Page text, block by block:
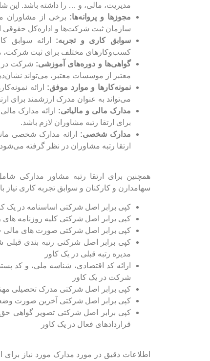
مدیریت، مالی، و … را داشته باشد.
مجوزها و پروانه‌ها: برخی از مشاوران
سازمان ثبت شرکت‌ها و اداره‌کل حقوقی
سوابق کاری و تجربه: ارائه سوابق
کسب‌وکارهای مختلف برای ثبت شرکت،
گواهی‌ها و دوره‌های آموزشی: شرکت در
معتبر از موسسات معتبر، می‌تواند
نمونه‌کارها و موارد موفق: ارائه
می‌تواند به عنوان مدرک ارزشمند برای
مدارک مالی و مالیاتی: ارائه مدارک
برای ارتقا رتبه مشاوران لازم باشد.
مدارک شخصی: ارائه مدارک شخصی
ارتقا رتبه مشاوران در نظر گرفته
همچنین برای ارتقا رتبه مشاور
سهامدارن و کارکنان و سوابق تجربه کاری نیاز
کپی برابر اصل شرکتی اساسنامه در یک
کپی برابر اصل شرکتی کلیه روزنامه
کپی برابر اصل شرکتی صورت های مالی حسابرسی
کپی برابر اصل شرکتی رتبه بندی
مدیره رتبه قبلی در یک کاور
شرکت در یک کاور
کپی برابر اصل شرکتی مدرک تحصیلی
کپی برابر اصل شرکتی آخرین صورت
قراردادهای فعال در یک کاور
اطلاعات دقیق در مورد مدارک مورد نیاز